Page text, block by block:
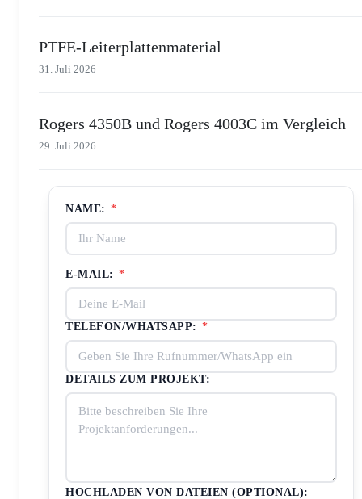
PTFE-Leiterplattenmaterial
31. Juli 2026
Rogers 4350B und Rogers 4003C im Vergleich
29. Juli 2026
NAME: *
E-MAIL: *
TELEFON/WHATSAPP: *
DETAILS ZUM PROJEKT:
HOCHLADEN VON DATEIEN (OPTIONAL):